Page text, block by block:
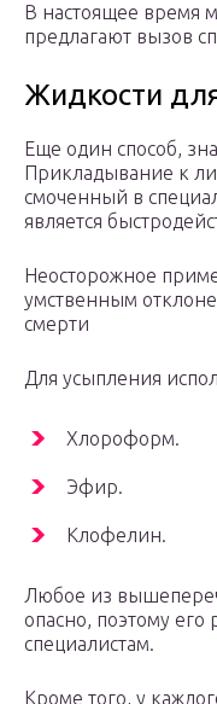
В настоящее время
предлагают вызов
Жидкости
Еще один способ,
Прикладывание к
смоченный в
является
Неосторожное
умственным
смерти
Для усыпления
Хлороформ.
Эфир.
Клофелин.
Любое из
опасно, поэтому его
специалистам.
Кроме того, у